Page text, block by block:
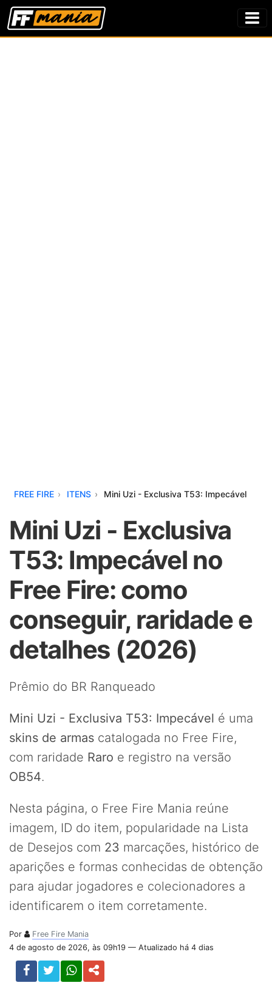
FREE FIRE ITENS Mini Uzi - Exclusiva T53: Impecável
Mini Uzi - Exclusiva
T53: Impecável no
Free Fire: como
conseguir, raridade e
detalhes (2026)
Prêmio do BR Ranqueado
Mini Uzi - Exclusiva T53: Impecável é uma
skins de armas catalogada no Free Fire,
com raridade Raro e registro na versão
OB54.
Nesta página, o Free Fire Mania reúne
imagem, ID do item, popularidade na Lista
de Desejos com 23 marcações, histórico de
aparições e formas conhecidas de obtenção
para ajudar jogadores e colecionadores a
identificarem o item corretamente.
Por
Free Fire Mania
4 de agosto de 2026, às 09h19 — Atualizado há 4 dias